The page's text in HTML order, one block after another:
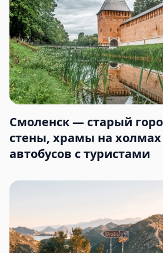
Смоленск — старый
стены, храмы на
автобусов с туристами